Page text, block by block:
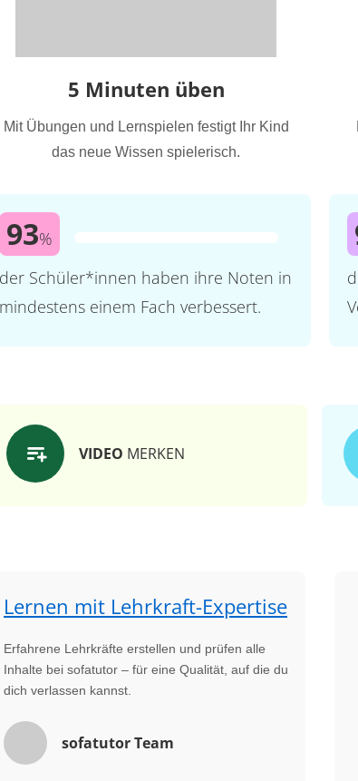
5 Minuten üben
Mit Übungen und Lernspielen festigt Ihr Kind
das neue Wissen spielerisch.
93%
der Schüler*innen haben ihre Noten in
mindestens einem Fach verbessert.
VIDEO MERKEN
Lernen mit Lehrkraft-Expertise
Erfahrene Lehrkräfte erstellen und prüfen alle
Inhalte bei sofatutor – für eine Qualität, auf die du
dich verlassen kannst.
sofatutor Team